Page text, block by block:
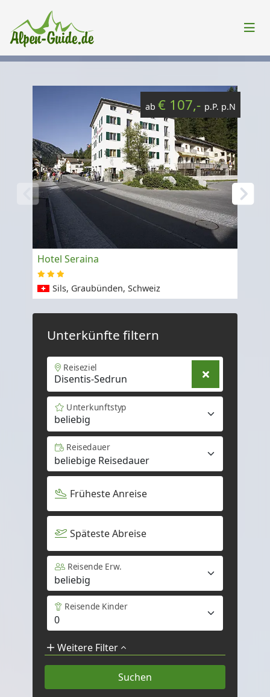
ab € 107,- p.P. p.N
Hotel Seraina
Sils, Graubünden, Schweiz
Unterkünfte filtern
Reiseziel
beliebig
Unterkunftstyp
Reisedauer
Früheste Anreise
Späteste Abreise
Reisende Erw.
Reisende Kinder
Weitere Filter